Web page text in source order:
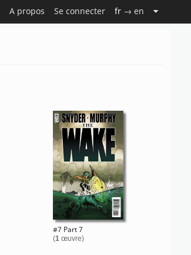
A propos Se connecter fr → en
#7 Part 7
(1œuvre)